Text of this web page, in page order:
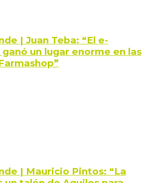
| Juan Teba: “El e-
un lugar enorme en las
| Mauricio Pintos: “La